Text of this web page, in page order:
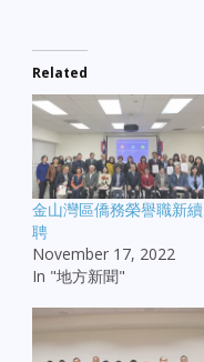
Related
金山灣區僑務榮譽職新續
聘
November 17, 2022
In "地方新聞"